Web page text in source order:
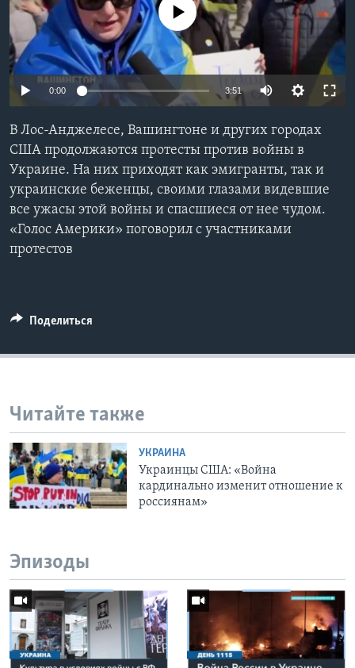
Learning English
СОЦИАЛЬНЫЕ СЕТИ
Языки
No media source currently available
0:00 3:51
В Лос-Анджелесе, Вашингтоне и других городах
США продолжаются протесты против войны в
Украине. На них приходят как эмигранты, так и
украинские беженцы, своими глазами видевшие
все ужасы этой войны и спасшиеся от нее чудом.
«Голос Америки» поговорил с участниками
протестов
Поделиться
Читайте также
УКРАИНА
Украинцы США: «Война
кардинально изменит отношение к
россиянам»
Эпизоды